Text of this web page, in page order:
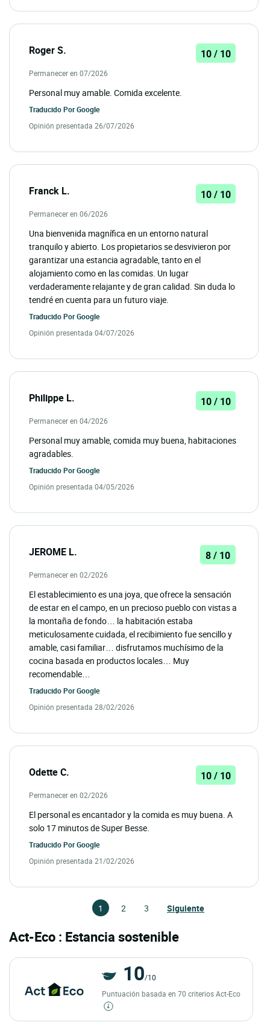
Roger S. 10 / 10
Permanecer en 07/2026
Personal muy amable. Comida excelente.
Traducido PorGoogle
Opinión presentada 26/07/2026
Franck L. 10 / 10
Permanecer en 06/2026
Una bienvenida magnífica en un entorno natural
tranquilo y abierto. Los propietarios se desvivieron por
garantizar una estancia agradable, tanto en el
alojamiento como en las comidas. Un lugar
verdaderamente relajante y de gran calidad. Sin duda lo
tendré en cuenta para un futuro viaje.
Traducido PorGoogle
Opinión presentada 04/07/2026
Philippe L. 10 / 10
Permanecer en 04/2026
Personal muy amable, comida muy buena, habitaciones
agradables.
Traducido PorGoogle
Opinión presentada 04/05/2026
JEROME L. 8 / 10
Permanecer en 02/2026
El establecimiento es una joya, que ofrece la sensación
de estar en el campo, en un precioso pueblo con vistas a
la montaña de fondo… la habitación estaba
meticulosamente cuidada, el recibimiento fue sencillo y
amable, casi familiar… disfrutamos muchísimo de la
cocina basada en productos locales… Muy
recomendable…
Traducido PorGoogle
Opinión presentada 28/02/2026
Odette C. 10 / 10
Permanecer en 02/2026
El personal es encantador y la comida es muy buena. A
solo 17 minutos de Super Besse.
Traducido PorGoogle
Opinión presentada 21/02/2026
1 2 3 Siguiente
Act-Eco : Estancia sostenible
10/10
Puntuación basada en 70 criterios Act-Eco